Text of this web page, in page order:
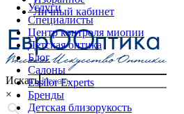
Личный кабинет
Искать
×
Услуги
Специалисты
Центр контроля миопии
Детская оптика
Блог
Салоны
Essilor Experts
Бренды
Детская близорукость